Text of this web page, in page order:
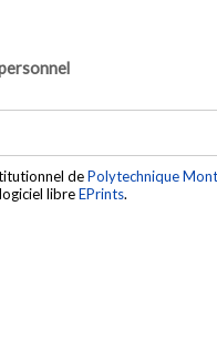
dePolytechnique
libreEPrints.